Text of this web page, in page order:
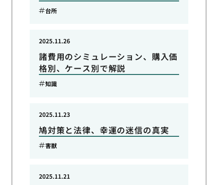
台所
諸費用のシミュレーション、購入価
格別、ケース別で解説
2025.11.26
知識
鳩対策と法律、幸運の迷信の真実
2025.11.23
害獣
2025.11.21